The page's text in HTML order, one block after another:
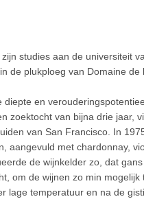
studies aan de universiteit
de plukploeg van Domaine
en
zoektocht van bijna drie jaar,
van San Francisco. In
aangevuld met chardonnay,
de wijnkelder zo, dat
om de wijnen zo min
lage temperatuur en na de